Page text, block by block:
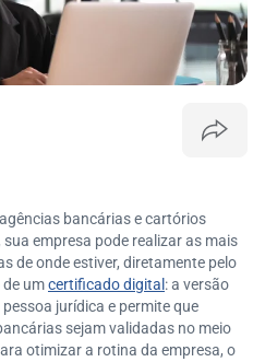
bancárias e cartórios
, sua empresa pode realizar as mais
de onde estiver, diretamente pelo
umcertificado digital : a versão
jurídica e permite que
sejam validadas no meio
otimizar a rotina da empresa, o